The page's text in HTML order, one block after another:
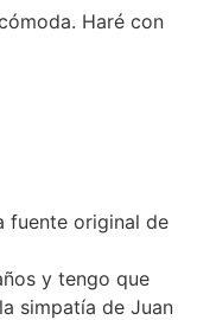
Haré con
fuente original de
y tengo que
simpatía de Juan